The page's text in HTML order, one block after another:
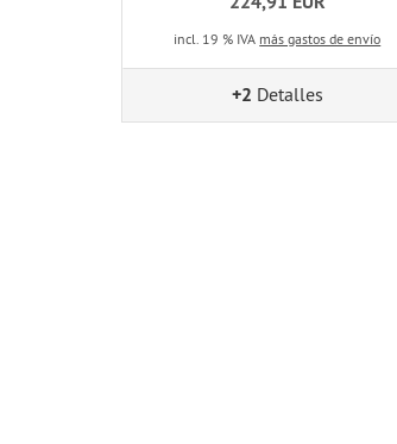
incl. 19 % IVA más gastos de envío
+2 Detalles